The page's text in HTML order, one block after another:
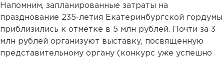
Напомним, запланированные затраты на
празднование 235-летия Екатеринбургской гордумы
приблизились к отметке в 5 млн рублей. Почти за 3
млн рублей организуют выставку, посвященную
представительному органу (конкурс уже успешно